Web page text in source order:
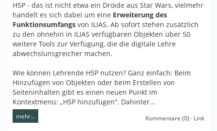
H5P - das ist nicht etwa ein Droide aus Star Wars, vielmehr
handelt es sich dabei um eine Erweiterung des
Funktionsumfangs von ILIAS. Ab sofort stehen zusätzlich
zu den ohnehin in ILIAS verfügbaren Objekten über 50
weitere Tools zur Verfügung, die die digitale Lehre
abwechslunsgreicher machen.
Wie können Lehrende H5P nutzen? Ganz einfach: Beim
Hinzufügen von Objekten oder beim Erstellen von
Seiteninhalten gibt es einen neuen Punkt im
Kontextmenü: „H5P hinzufügen“. Dahinter…
mehr… Kommentare (0) · Link